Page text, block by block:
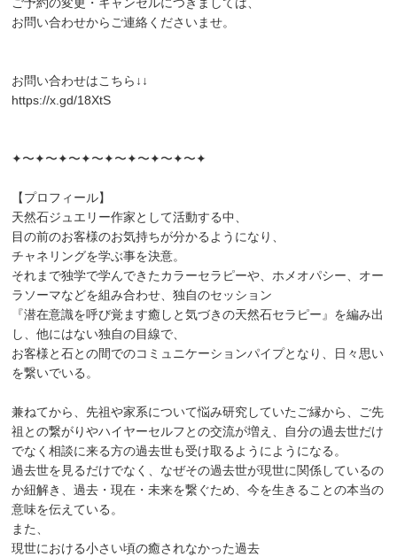
お問い合わせからご連絡くださいませ。
お問い合わせはこちら↓↓
https://x.gd/18XtS
✦〜✦〜✦〜✦〜✦〜✦〜✦〜✦〜✦
【プロフィール】
天然石ジュエリー作家として活動する中、
目の前のお客様のお気持ちが分かるようになり、
チャネリングを学ぶ事を決意。
それまで独学で学んできたカラーセラピーや、ホメオパシー、オー
ラソーマなどを組み合わせ、独自のセッション
『潜在意識を呼び覚ます癒しと気づきの天然石セラピー』を編み出
し、他にはない独自の目線で、
お客様と石との間でのコミュニケーションパイプとなり、日々思い
を繋いでいる。
兼ねてから、先祖や家系について悩み研究していたご縁から、ご先
祖との繋がりやハイヤーセルフとの交流が増え、自分の過去世だけ
でなく相談に来る方の過去世も受け取るようにようになる。
過去世を見るだけでなく、なぜその過去世が現世に関係しているの
か紐解き、過去・現在・未来を繋ぐため、今を生きることの本当の
意味を伝えている。
また、
現世における小さい頃の癒されなかった過去